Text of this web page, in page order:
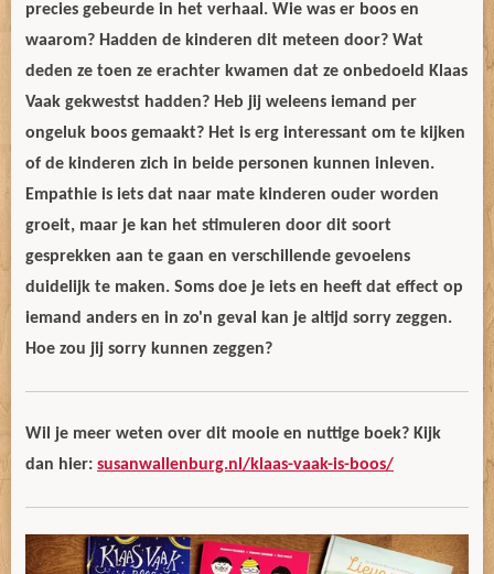
precies gebeurde in het verhaal. Wie was er boos en
waarom? Hadden de kinderen dit meteen door? Wat
deden ze toen ze erachter kwamen dat ze onbedoeld Klaas
Vaak gekwestst hadden? Heb jij weleens iemand per
ongeluk boos gemaakt? Het is erg interessant om te kijken
of de kinderen zich in beide personen kunnen inleven.
Empathie is iets dat naar mate kinderen ouder worden
groeit, maar je kan het stimuleren door dit soort
gesprekken aan te gaan en verschillende gevoelens
duidelijk te maken. Soms doe je iets en heeft dat effect op
iemand anders en in zo'n geval kan je altijd sorry zeggen.
Hoe zou jij sorry kunnen zeggen?
Wil je meer weten over dit mooie en nuttige boek? Kijk
dan hier: susanwallenburg.nl/klaas-vaak-is-boos/